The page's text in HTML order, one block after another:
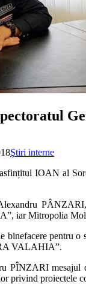
Ştiri interne
IOAN al
iar Mitropolia
binefacere pentru
VALAHIA”.
PÎNZARI mesajul
privind proiectele